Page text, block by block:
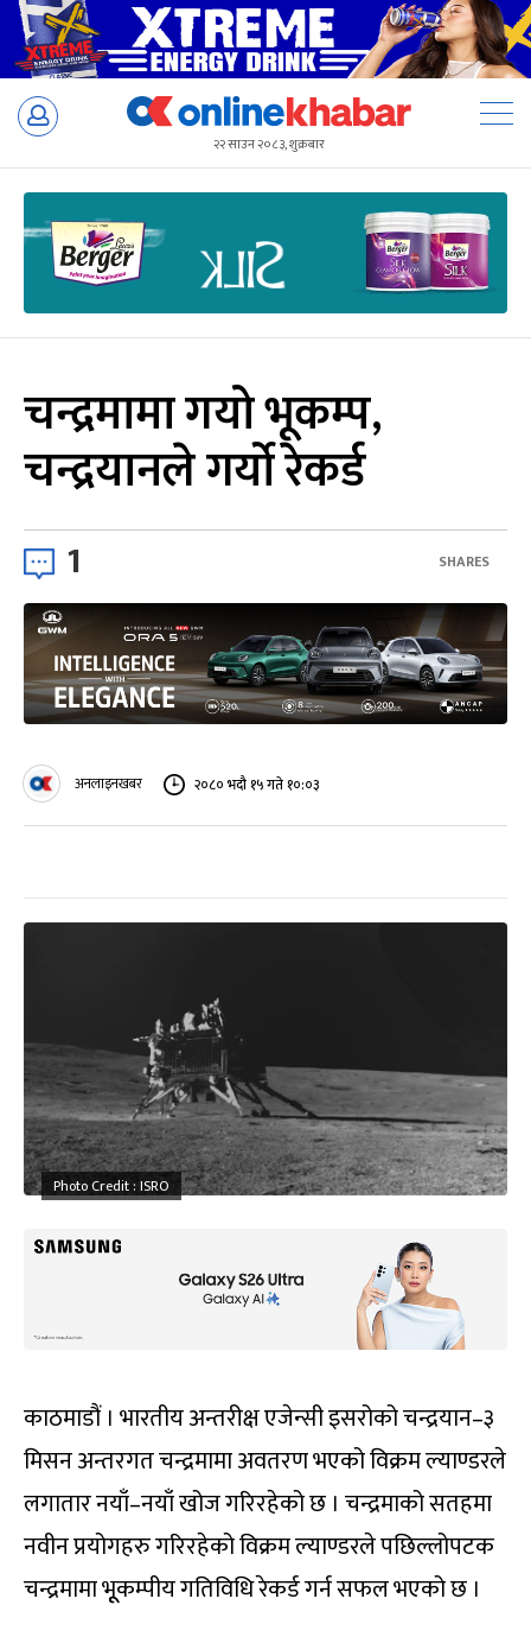
Skip
२२ साउन २०८३, शुक्रबार
चन्द्रमामा गयो भूकम्प,
चन्द्रयानले गर्यो रेकर्ड
1 SHARES
अनलाइनखबर २०८० भदौ १५ गते १०:०३
Photo Credit : ISRO
काठमाडौं । भारतीय अन्तरीक्ष एजेन्सी इसरोको चन्द्रयान–३
मिसन अन्तरगत चन्द्रमामा अवतरण भएको विक्रम ल्याण्डरले
लगातार नयाँ–नयाँ खोज गरिरहेको छ । चन्द्रमाको सतहमा
नवीन प्रयोगहरु गरिरहेको विक्रम ल्याण्डरले पछिल्लोपटक
चन्द्रमामा भूूकम्पीय गतिविधि रेकर्ड गर्न सफल भएको छ ।